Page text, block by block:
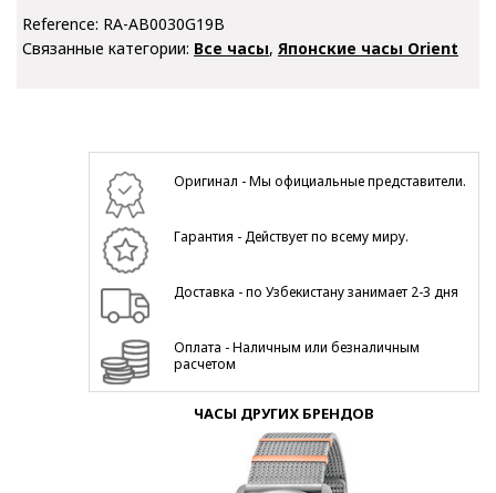
Reference: RA-AB0030G19B
Связанные категории: Все часы, Японские часы Orient
Оригинал - Мы официальные представители.
Гарантия - Действует по всему миру.
Доставка - по Узбекистану занимает 2-3 дня
Оплата - Наличным или безналичным
расчетом
ЧАСЫ ДРУГИХ БРЕНДОВ